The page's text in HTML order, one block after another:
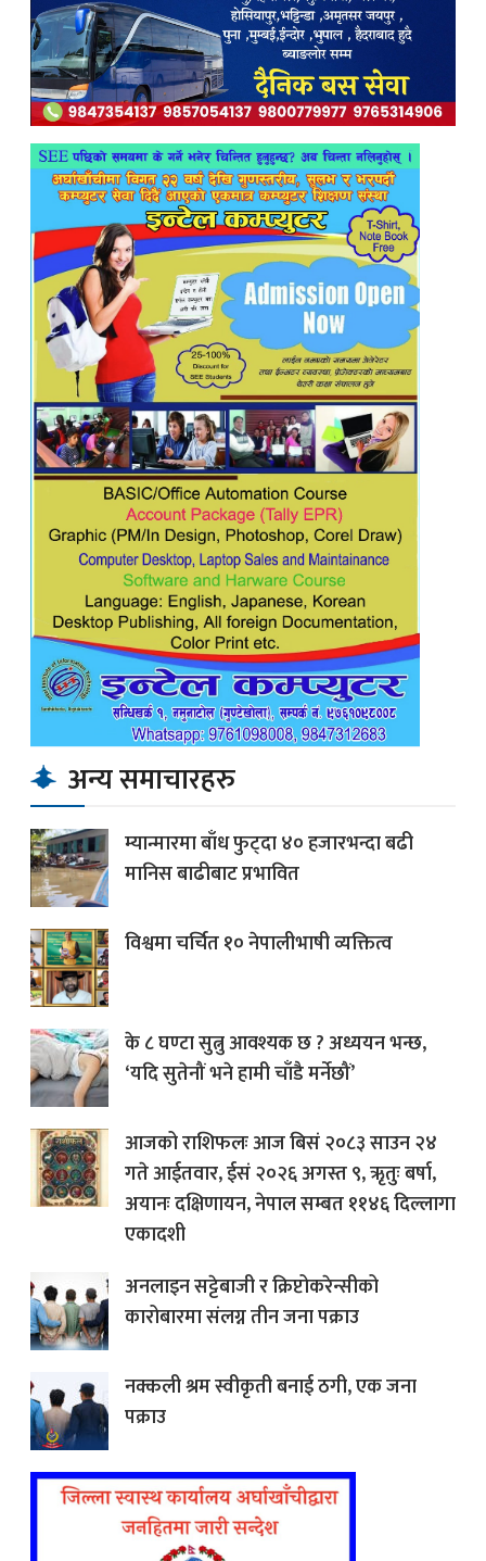
अन्य समाचारहरु
म्यान्मारमा बाँध फुट्दा ४० हजारभन्दा बढी
मानिस बाढीबाट प्रभावित
विश्वमा चर्चित १० नेपालीभाषी व्यक्तित्व
के ८ घण्टा सुत्नु आवश्यक छ ? अध्ययन भन्छ,
‘यदि सुतेनौं भने हामी चाँडै मर्नेछौं’
आजको राशिफलः आज बिसं २०८३ साउन २४
गते आईतवार, ईसं २०२६ अगस्त ९, ऋृतुः बर्षा,
अयानः दक्षिणायन, नेपाल सम्बत ११४६ दिल्लागा
एकादशी
अनलाइन सट्टेबाजी र क्रिप्टोकरेन्सीको
कारोबारमा संलग्न तीन जना पक्राउ
नक्कली श्रम स्वीकृती बनाई ठगी, एक जना
पक्राउ